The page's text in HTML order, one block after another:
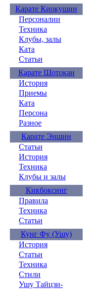
Карате Киокушин
Персоналии
Техника
Клубы, залы
Ката
Статьи
Карате Шотокан
История
Приемы
Ката
Персона
Разное
Карате Эншин
Статьи
История
Техника
Клубы и залы
Кикбоксинг
Правила
Техника
Статьи
Кунг Фу (Ушу)
История
Статьи
Техника
Стили
Ушу Тайцзи-